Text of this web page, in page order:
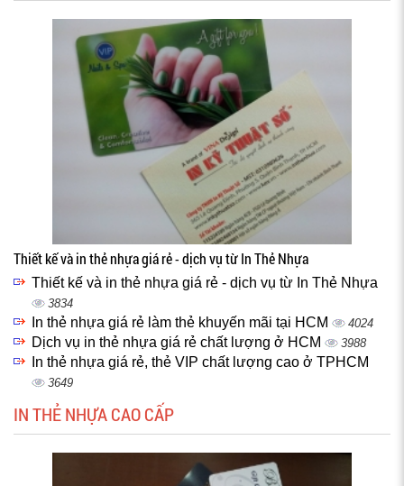
Thiết kế và in thẻ nhựa giá rẻ - dịch vụ từ In Thẻ Nhựa
Thiết kế và in thẻ nhựa giá rẻ - dịch vụ từ In Thẻ Nhựa
3834
In thẻ nhựa giá rẻ làm thẻ khuyến mãi tại HCM 4024
Dịch vụ in thẻ nhựa giá rẻ chất lượng ở HCM 3988
In thẻ nhựa giá rẻ, thẻ VIP chất lượng cao ở TPHCM
3649
IN THẺ NHỰA CAO CẤP